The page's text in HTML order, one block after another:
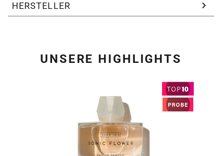
HERSTELLER
UNSERE HIGHLIGHTS